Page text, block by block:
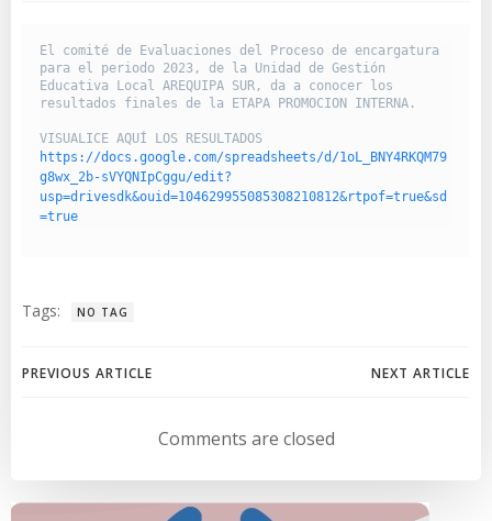
El comité de Evaluaciones del Proceso de encargatura
para el periodo 2023, de la Unidad de Gestión
Educativa Local AREQUIPA SUR, da a conocer los
resultados finales de la ETAPA PROMOCION INTERNA.
https://docs.google.com/spreadsheets/d/1oL_BNY4RKQM79
g8wx_2b-sVYQNIpCggu/edit?
usp=drivesdk&ouid=104629955085308210812&rtpof=true&sd
=true
Tags: NO TAG
Navegación
entradas
PREVIOUS ARTICLE
Navegación
de
entradas
NEXT ARTICLE
Comments are closed